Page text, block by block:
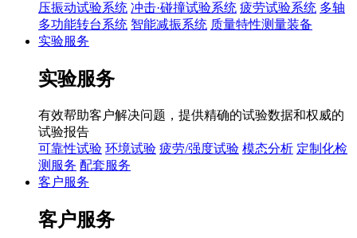
压振动试验系统 冲击·碰撞试验系统 疲劳试验系统 多轴
多功能转台系统 智能减振系统 质量特性测量装备
实验服务
实验服务
有效帮助客户解决问题，提供精确的试验数据和权威的
试验报告
可靠性试验 环境试验 疲劳/强度试验 模态分析 定制化检
测服务 配套服务
客户服务
客户服务